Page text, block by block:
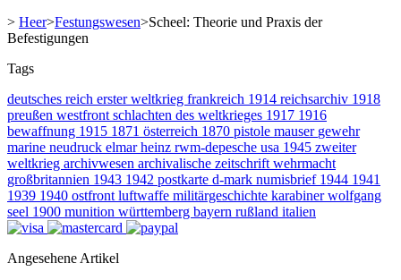
> Heer>Festungswesen>Scheel: Theorie und Praxis der
Befestigungen
Tags
deutsches reich erster weltkrieg frankreich 1914 reichsarchiv 1918
preußen westfront schlachten des weltkrieges 1917 1916
bewaffnung 1915 1871 österreich 1870 pistole mauser gewehr
marine neudruck elmar heinz rwm-depesche usa 1945 zweiter
weltkrieg archivwesen archivalische zeitschrift wehrmacht
großbritannien 1943 1942 postkarte d-mark numisbrief 1944 1941
1939 1940 ostfront luftwaffe militärgeschichte karabinerwolfgang
seel 1900 munition württemberg bayern rußland italien
Angesehene Artikel